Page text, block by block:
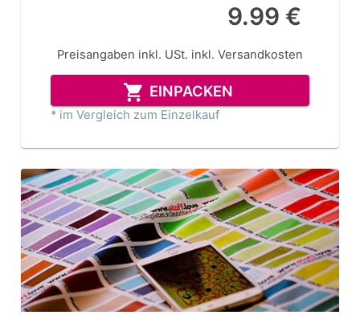
9.99 €
Preisangaben inkl. USt. inkl. Versandkosten
EINPACKEN
* im Vergleich zum Einzelkauf